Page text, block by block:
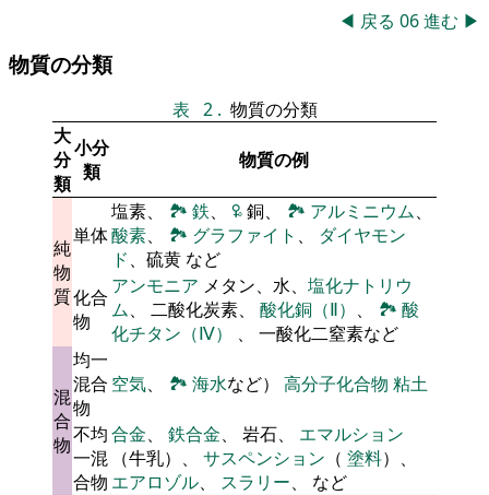
◀ 戻る 06進む ▶
物質の分類
表 2 . 物質の分類
大
分
類
小分
類
物質の例
純
物
質
単体
塩素、 🏞 鉄、 🜠銅、 🏞 アルミニウム、
酸素、 🏞 グラファイト 、 ダイヤモン
ド、硫黄 など
化合
物
アンモニア メタン、水、 塩化ナトリウ
ム、 二酸化炭素、 酸化銅（Ⅱ） 、 🏞 酸
化チタン（Ⅳ） 、 一酸化二窒素など
混
合
物
均一
混合
物
空気、 🏞 海水など） 高分子化合物 粘土
不均
一混
合物
合金、 鉄合金、 岩石、 エマルション
（牛乳）、 サスペンション （ 塗料）、
エアロゾル、 スラリー、 など